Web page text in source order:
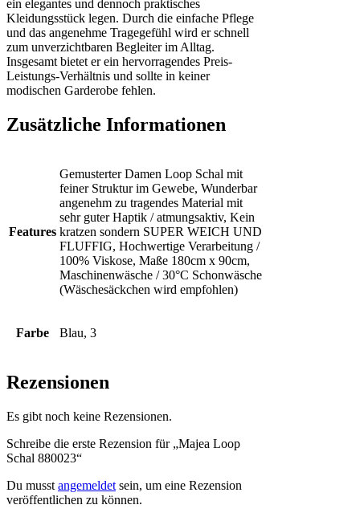
ein elegantes und dennoch praktisches
Kleidungsstück legen. Durch die einfache Pflege
und das angenehme Tragegefühl wird er schnell
zum unverzichtbaren Begleiter im Alltag.
Insgesamt bietet er ein hervorragendes Preis-
Leistungs-Verhältnis und sollte in keiner
modischen Garderobe fehlen.
Zusätzliche Informationen
Features
Gemusterter Damen Loop Schal mit
feiner Struktur im Gewebe, Wunderbar
angenehm zu tragendes Material mit
sehr guter Haptik / atmungsaktiv, Kein
kratzen sondern SUPER WEICH UND
FLUFFIG, Hochwertige Verarbeitung /
100% Viskose, Maße 180cm x 90cm,
Maschinenwäsche / 30°C Schonwäsche
(Wäschesäckchen wird empfohlen)
Farbe Blau, 3
Rezensionen
Es gibt noch keine Rezensionen.
Schreibe die erste Rezension für „Majea Loop
Schal 880023“
Du musst angemeldet sein, um eine Rezension
veröffentlichen zu können.